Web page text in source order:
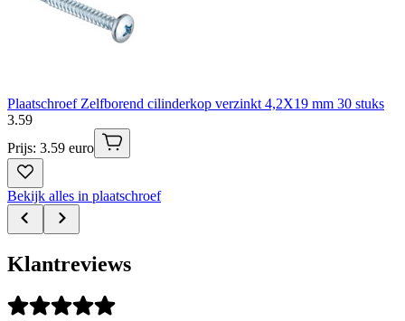
Plaatschroef Zelfborend cilinderkop verzinkt 4,2X19 mm 30 stuks
3.59
Prijs: 3.59 euro
Bekijk alles in plaatschroef
Klantreviews